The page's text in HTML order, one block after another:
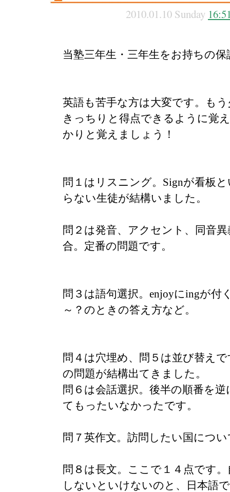
2010.01.10 Sunday
当塾三年生・三年生をお持ちの保
英語も苦手な方は大変です。も
きっちりと得点できるように覚
かりと覚えましょう！
問１はリスニング。Signが看板
らない生徒が結構いました。
問２は発音、アクセント、同音
合。定番の問題です。
問３は語句選択。enjoyにingが付
～？のときの答え方など。
問４は穴埋め、問５は並び替え
の問題が結構出てきました。
問６は会話選択。後半の順番を
てもったいなかったです。
問７英作文。訪問したい国につい
問８は長文。ここで１４点です
しないといけないのと、日本語